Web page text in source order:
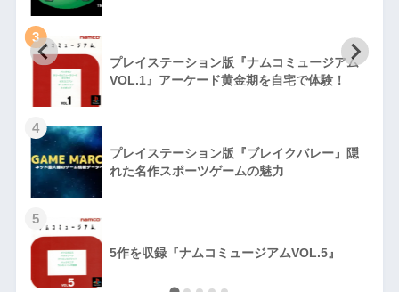
3
プレイステーション版『ナムコミュージアム
VOL.1』アーケード黄金期を自宅で体験！
4
プレイステーション版『ブレイクバレー』隠
れた名作スポーツゲームの魅力
5
5作を収録『ナムコミュージアムVOL.5』